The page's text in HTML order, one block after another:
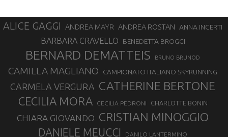
ALICE GAGGI ANDREA MAYR ANDREA ROSTAN ANNA INCERTI
BARBARA CRAVELLO BENEDETTA BROGGI
BERNARD DEMATTEIS BRUNO BRUNOD
CAMILLA MAGLIANO CAMPIONATO ITALIANO SKYRUNNING
CARMELA VERGURA CATHERINE BERTONE
CECILIA MORA CECILIA PEDRONI CHARLOTTE BONIN
CHIARA GIOVANDO CRISTIAN MINOGGIO
DANIELE MEUCCI DANILO LANTERMINO